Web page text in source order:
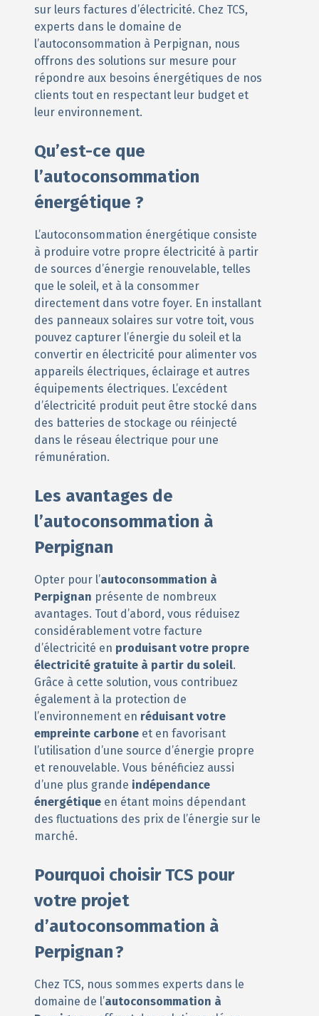
sur leurs factures d’électricité. Chez TCS,
experts dans le domaine de
l’autoconsommation à Perpignan, nous
offrons des solutions sur mesure pour
répondre aux besoins énergétiques de nos
clients tout en respectant leur budget et
leur environnement.
Qu’est-ce que
l’autoconsommation
énergétique ?
L’autoconsommation énergétique consiste
à produire votre propre électricité à partir
de sources d’énergie renouvelable, telles
que le soleil, et à la consommer
directement dans votre foyer. En installant
des panneaux solaires sur votre toit, vous
pouvez capturer l’énergie du soleil et la
convertir en électricité pour alimenter vos
appareils électriques, éclairage et autres
équipements électriques. L’excédent
d’électricité produit peut être stocké dans
des batteries de stockage ou réinjecté
dans le réseau électrique pour une
rémunération.
Les avantages de
l’autoconsommation à
Perpignan
Opter pour l’autoconsommation à
Perpignan présente de nombreux
avantages. Tout d’abord, vous réduisez
considérablement votre facture
d’électricité en produisant votre propre
électricité gratuite à partir du soleil.
Grâce à cette solution, vous contribuez
également à la protection de
l’environnement en réduisant votre
empreinte carbone et en favorisant
l’utilisation d’une source d’énergie propre
et renouvelable. Vous bénéficiez aussi
d’une plus grande indépendance
énergétique en étant moins dépendant
des fluctuations des prix de l’énergie sur le
marché.
Pourquoi choisir TCS pour
votre projet
d’autoconsommation à
Perpignan ?
Chez TCS, nous sommes experts dans le
domaine de l’autoconsommation à